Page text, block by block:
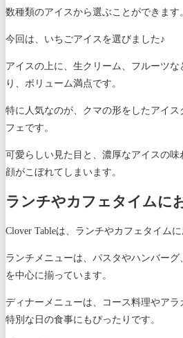
数種類のアイスから選ぶことができます
今回は、いちごアイスを選びました♪
アイスの上に、生クリーム、フルーツ
り、ボリューム満点です。
特に人気なのが、クマの形をしたアイ
フェです。
可愛らしい見た目と、濃厚なアイスの
顔がこぼれてしまいます。
ランチやカフェタイムに
Clover Tableは、ランチやカフェタイム
ランチメニューは、パスタやハンバー
を中心に揃っています。
ディナーメニューは、コース料理やアラ
特別な日の食事にもぴったりです。